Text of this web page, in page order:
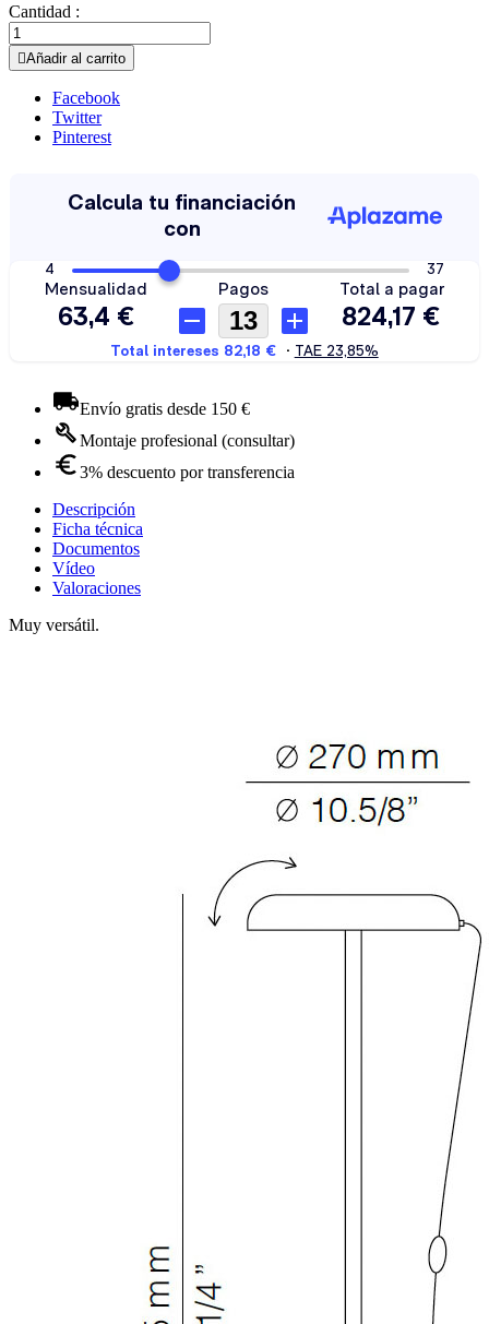
Cantidad :
Añadir al carrito
Facebook
Twitter
Pinterest
Envío gratis desde 150 €
Montaje profesional (consultar)
3% descuento por transferencia
Descripción
Ficha técnica
Documentos
Vídeo
Valoraciones
Muy versátil.